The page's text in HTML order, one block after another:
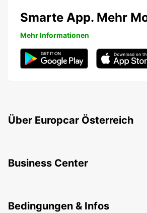
Smarte App. Mehr
Mehr Informationen
Über Europcar Österreich
Business Center
Bedingungen & Infos